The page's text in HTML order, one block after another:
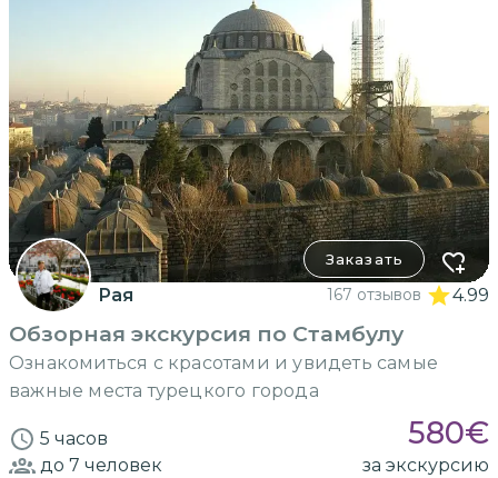
Заказать
Рая 167 отзывов 4.99
Обзорная экскурсия по Стамбулу
Ознакомиться с красотами и увидеть самые
важные места турецкого города
5 часов 580€
до 7 человек за экскурсию